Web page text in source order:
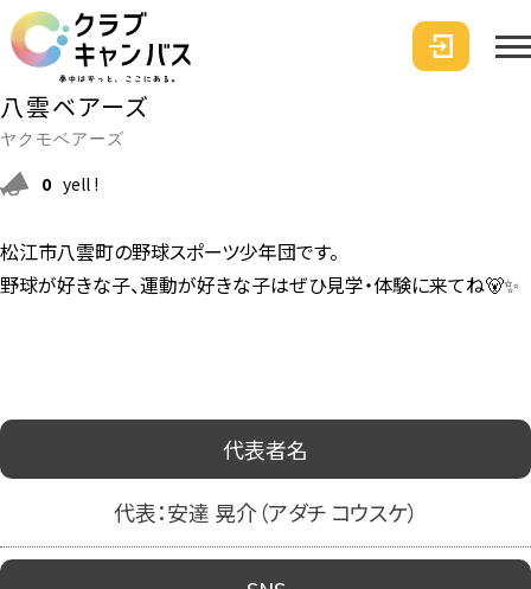
八雲ベアーズ
ヤクモベアーズ
0 yell !
松江市八雲町の野球スポーツ少年団です。
野球が好きな子、運動が好きな子はぜひ見学・体験に来てね🐻✨
代表者名
代表：安達 晃介（アダチ コウスケ）